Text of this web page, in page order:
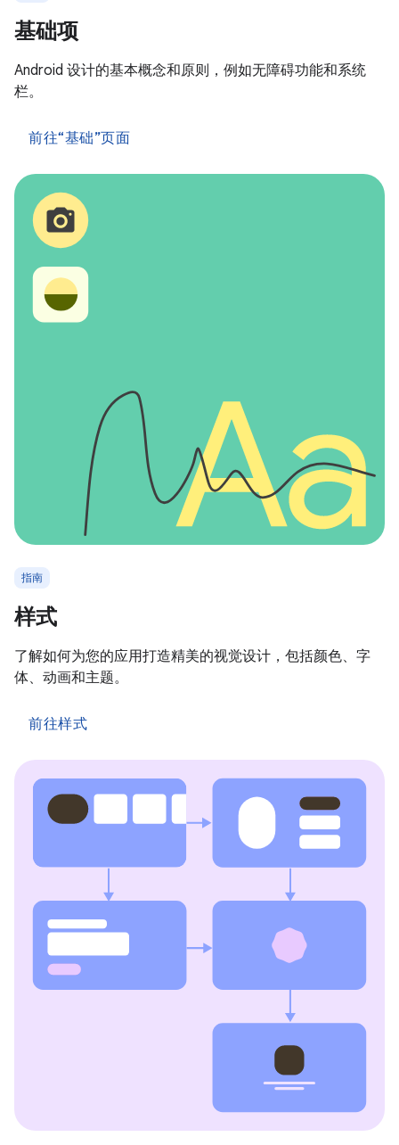
基础项
Android 设计的基本概念和原则，例如无障碍功能和系统
栏。
前往“基础”页面
指南
样式
了解如何为您的应用打造精美的视觉设计，包括颜色、字
体、动画和主题。
前往样式